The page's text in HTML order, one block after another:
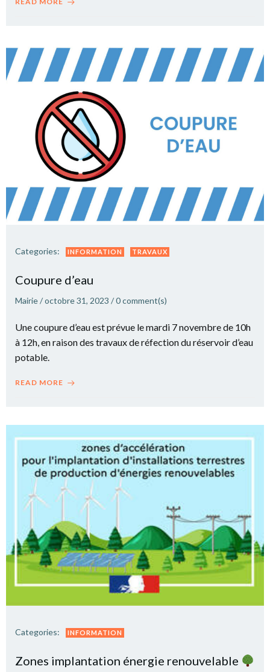
Categories: INFORMATION TRAVAUX
Coupure d’eau
Mairie/octobre 31, 2023 /0comment(s)
Une coupure d’eau est prévue le mardi 7 novembre de 10h
à 12h, en raison des travaux de réfection du réservoir d’eau
potable.
READ MORE
Categories: INFORMATION
Zones implantation énergie renouvelable